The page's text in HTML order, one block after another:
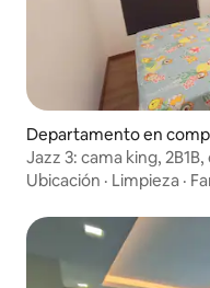
Departamento en
hing
Jazz 3: cama king,
Winnie the Pooh
Ubicación · Limpieza ·